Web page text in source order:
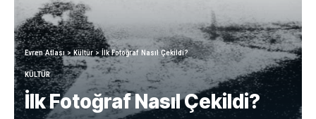
Evren Atlası > Kültür>İlk Fotoğraf Nasıl Çekildi?
KÜLTÜR
İlk Fotoğraf Nasıl Çekildi?